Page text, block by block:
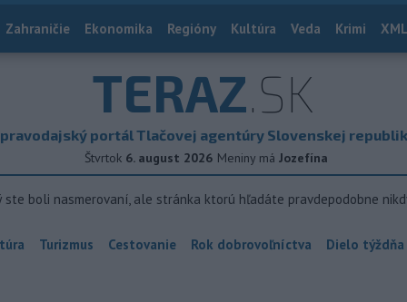
Zahraničie Ekonomika Regióny Kultúra Veda Krimi
TERAZ.SK
portál Tlačovej agentúry Slovenskej
Štvrtok 6. august 2026 Meniny má Jozefína
ste boli nasmerovaní, ale stránka ktorú hľadáte pravdepodobne
Turizmus Cestovanie Rok dobrovoľníctva Dielo týždňa